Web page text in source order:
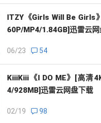
ITZY《Girls Will Be Girls
60P/MP4/1.84GB]迅雷云网
06/23 54
KiiiKiii《I DO ME》[高清
4/928MB]迅雷云网盘下载
02/19 98